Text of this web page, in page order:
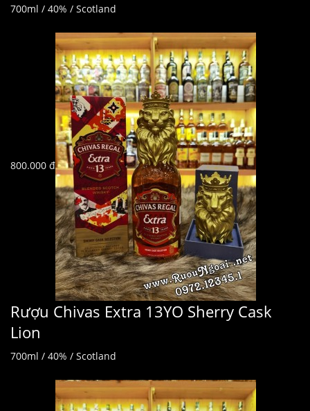
700ml / 40% / Scotland
800.000 đ
Rượu Chivas Extra 13YO Sherry Cask
Lion
700ml / 40% / Scotland